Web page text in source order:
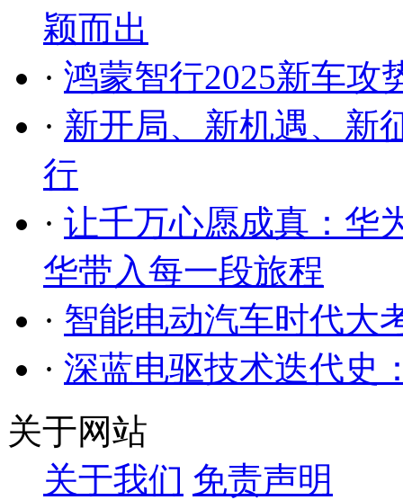
颖而出
· 鸿蒙智行2025新车攻
· 新开局、新机遇、新
行
· 让千万心愿成真：华
华带入每一段旅程
· 智能电动汽车时代大
· 深蓝电驱技术迭代史
关于网站
关于我们 免责声明